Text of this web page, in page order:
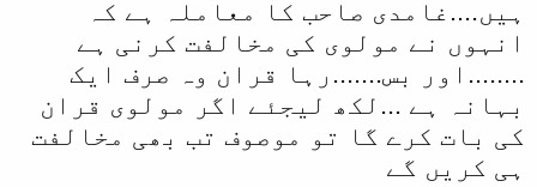
ہیں....غامدی صاحب کا معاملہ ہے کہ
انہوں نے مولوی کی مخالفت کرنی ہے
........اور بس.......رہا قران وہ صرف ایک
بہانہ ہے ...لکھ لیجئے اگر مولوی قران
کی بات کرے گا تو موصوف تب بھی مخالفت
ہی کریں گے